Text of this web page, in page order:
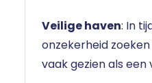
Veilige haven: In
onzekerheid
vaak gezien als een